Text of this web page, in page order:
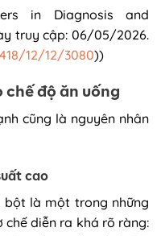
in Diagnosis and
truy cập: 06/05/2026.
12/12/3080))
độ ăn uống
cũng là nguyên nhân
cao
bột là một trong những
chế diễn ra khá rõ ràng: